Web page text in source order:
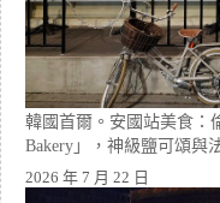
韓國首爾。安國站美食：
Bakery」，神級鹽可頌與
2026 年 7 月 22 日